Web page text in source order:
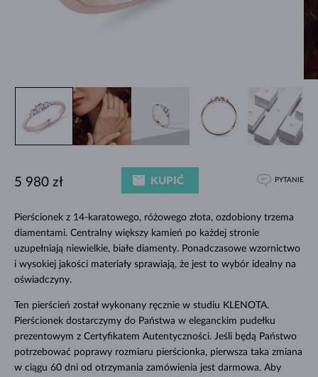
Pierścionek z 14-karatowego, różowego złota, ozdobiony trzema
diamentami. Centralny większy kamień po każdej stronie
uzupełniają niewielkie, białe diamenty. Ponadczasowe wzornictwo
i wysokiej jakości materiały sprawiają, że jest to wybór idealny na
oświadczyny.
Ten pierścień został wykonany ręcznie w studiu KLENOTA.
Pierścionek dostarczymy do Państwa w eleganckim pudełku
prezentowym z Certyfikatem Autentyczności. Jeśli będą Państwo
potrzebować poprawy rozmiaru pierścionka, pierwsza taka zmiana
w ciągu 60 dni od otrzymania zamówienia jest darmowa. Aby
5 980 zł KUPIĆ PYTANIE